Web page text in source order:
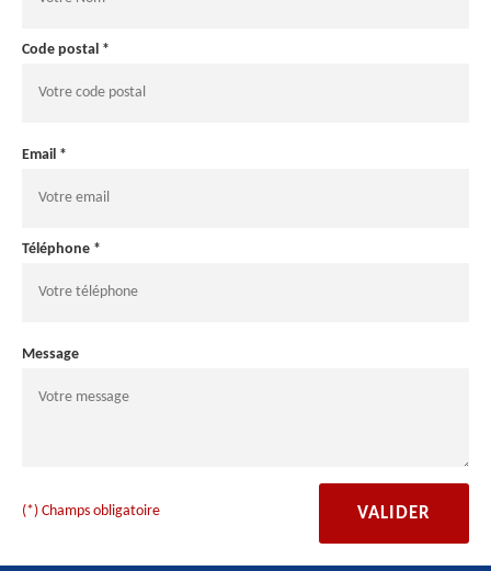
Code postal *
Email *
Téléphone *
Message
(*) Champs obligatoire